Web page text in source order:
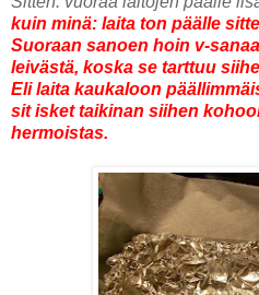
kuin minä: laita ton päälle
Suoraan sanoen hoin v-
leivästä, koska se tarttuu
Eli laita kaukaloon
sit isket taikinan siihen
hermoistas.